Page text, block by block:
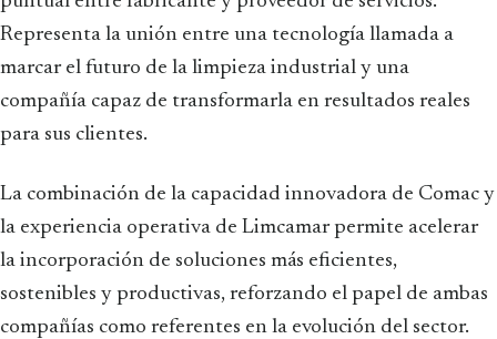
Representa la unión entre una tecnología llamada a
marcar el futuro de la limpieza industrial y una
compañía capaz de transformarla en resultados reales
para sus clientes.
La combinación de la capacidad innovadora de Comac y
la experiencia operativa de Limcamar permite acelerar
la incorporación de soluciones más eficientes,
sostenibles y productivas, reforzando el papel de ambas
compañías como referentes en la evolución del sector.